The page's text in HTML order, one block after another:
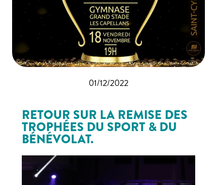
01/12/2022
RETOUR SUR LA REMISE DES
TROPHÉES DU SPORT & DU
BÉNÉVOLAT.